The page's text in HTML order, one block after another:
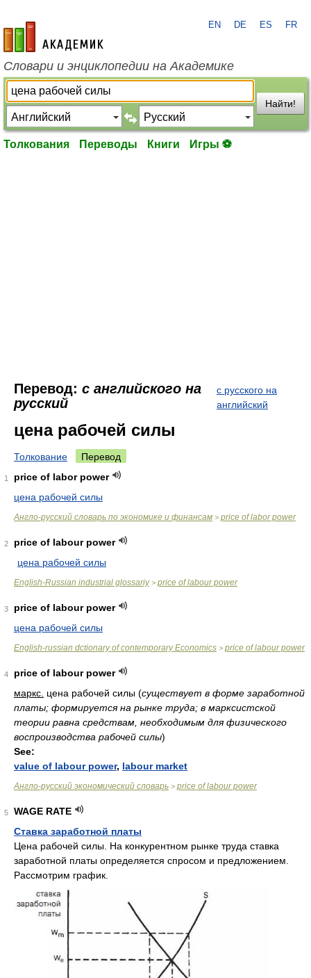
academic.ru
EN DE ES FR
Словари и энциклопедии на Академике
Найти!
Толкования Переводы Книги Игры ⚽
Перевод: с английского на
русский
с русского на
английский
цена рабочей силы
Толкование Перевод
1
price of labor power
цена рабочей силы
Англо-русский словарь по экономике и финансам > price of labor power
2
price of labour power
цена рабочей силы
English-Russian industrial glossariy> price of labour power
3
price of labour power
цена рабочей силы
English-russian dctionary of contemporary Economics > price of labour power
4
price of labour power
маркс. цена рабочей силы (существует в форме заработной
платы; формируется на рынке труда; в марксистской
теории равна средствам, необходимым для физического
воспроизводства рабочей силы)
See:
value of labour power, labour market
Англо-русский экономический словарь > price of labour power
5
WAGE RATE
Ставка заработной платы
Цена рабочей силы. На конкурентном рынке труда ставка
заработной платы определяется спросом и предложением.
Рассмотрим график.